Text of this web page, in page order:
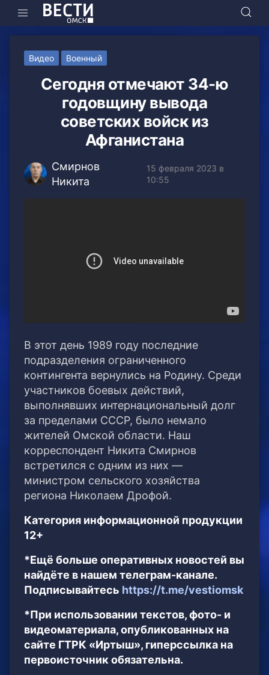
Видео Военный
Сегодня отмечают 34-ю
годовщину вывода
советских войск из
Афганистана
Смирнов
Никита
15 февраля 2023 в
10:55
В этот день 1989 году последние
подразделения ограниченного
контингента вернулись на Родину. Среди
участников боевых действий,
выполнявших интернациональный долг
за пределами СССР, было немало
жителей Омской области. Наш
корреспондент Никита Смирнов
встретился с одним из них —
министром сельского хозяйства
региона Николаем Дрофой.
Категория информационной продукции
12+
*Ещё больше оперативных новостей вы
найдёте в нашем телеграм-канале.
Подписывайтесь https://t.me/vestiomsk
*При использовании текстов, фото- и
видеоматериала, опубликованных на
сайте ГТРК «Иртыш», гиперссылка на
первоисточник обязательна.